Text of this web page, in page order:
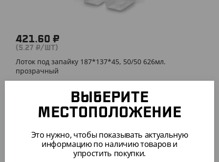
421.60 ₽
(5.27 ₽/ШТ)
Лоток под запайку 187*137*45, 50/50 626мл.
прозрачный
КОР (480)
АРТ. 2503206
ВЫБЕРИТЕ
МЕСТОПОЛОЖЕНИЕ
Это нужно, чтобы показывать актуальную
информацию по наличию товаров и
упростить покупки.